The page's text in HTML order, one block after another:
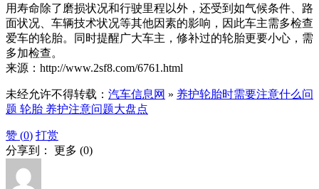
用寿命除了磨损状况和行驶里程以外，还受到如气候条件、路
面状况、车辆技术状况等其他因素的影响，因此车主需多检查
爱车的轮胎。同时提醒广大车主，修补过的轮胎更要小心，需
多加检查。
来源：http://www.2sf8.com/6761.html
未经允许不得转载： 汽车信息网 » 养护轮胎时需要注意什么问
题 轮胎 养护注意问题大盘点
赞 (0) 打赏
分享到： 更多 (0)